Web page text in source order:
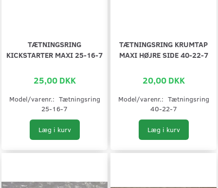
TÆTNINGSRING
KICKSTARTER MAXI 25-16-7
25,00 DKK
Model/varenr.: Tætningsring
25-16-7
Læg i kurv
TÆTNINGSRING KRUMTAP
MAXI HØJRE SIDE 40-22-7
20,00 DKK
Model/varenr.: Tætningsring
40-22-7
Læg i kurv